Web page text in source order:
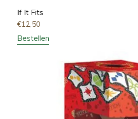
If It Fits
€12,50
Bestellen